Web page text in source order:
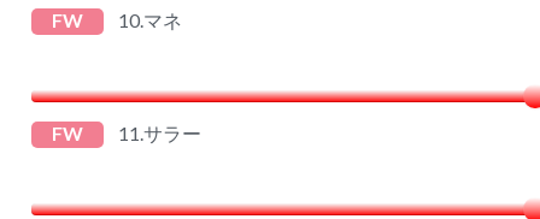
FW 10.マネ
FW 11.サラー